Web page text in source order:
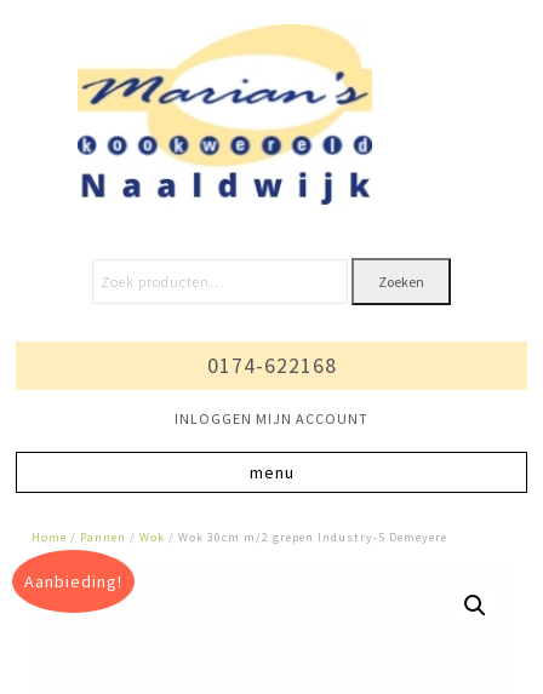
Zoeken
0174-622168
INLOGGEN MIJN ACCOUNT
Home / Pannen /Wok / Wok 30cm m/2 grepen Industry-5 Demeyere
Aanbieding!